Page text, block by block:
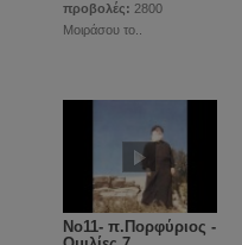
προβολές: 2800
Μοιράσου το..
Νο11- π.Πορφύριος -